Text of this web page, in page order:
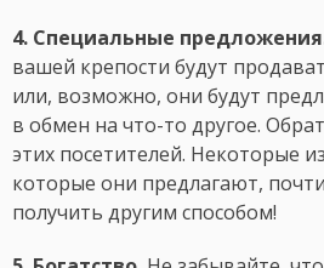
4. Специальные
вашей крепости будут
или, возможно, они будут
в обмен на что-то другое.
этих посетителей. Некоторые
которые они предлагают,
получить другим способом!